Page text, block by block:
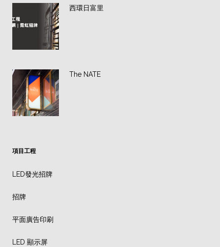
西環日富里
The NATE
項目工程
LED發光招牌
招牌
平面廣告印刷
LED 顯示屏